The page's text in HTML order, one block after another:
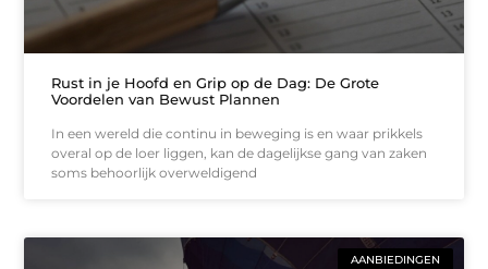
Rust in je Hoofd en Grip op de Dag: De Grote
Voordelen van Bewust Plannen
In een wereld die continu in beweging is en waar prikkels
overal op de loer liggen, kan de dagelijkse gang van zaken
soms behoorlijk overweldigend
AANBIEDINGEN